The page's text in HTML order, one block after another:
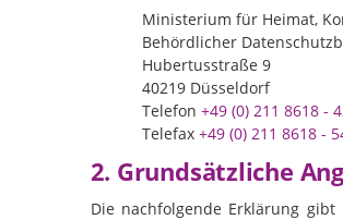
Ministerium für Heimat,
Behördlicher
Hubertusstraße 9
40219 Düsseldorf
Telefon +49 (0) 211 8618 -
Telefax +49 (0) 211 8618 -
2. Grundsätzliche
Die nachfolgende Erklärung